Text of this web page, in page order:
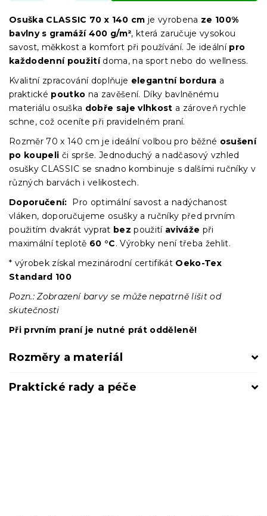
Osuška CLASSIC 70 x 140 cm je vyrobena ze 100%
bavlny s gramáží 400 g/m², která zaručuje vysokou
savost, měkkost a komfort při používání. Je ideální pro
každodenní použitídoma, na sport nebo do wellness.
Kvalitní zpracování doplňuje elegantní bordura a
praktické poutko na zavěšení. Díky bavlněnému
materiálu osuška dobře saje vlhkost a zároveň rychle
schne, což oceníte při pravidelném praní.
Rozměr 70 x 140 cm je ideální volbou pro běžné osušení
po koupeli či sprše. Jednoduchý a nadčasový vzhled
osušky CLASSIC se snadno kombinuje s dalšími ručníky v
různých barvách i velikostech.
Doporučení: Pro optimální savost a nadýchanost
vláken, doporučujeme osušky a ručníky před prvním
použitím dvakrát vyprat bez použití aviváže při
maximální teplotě 60 °C. Výrobky není třeba žehlit.
* výrobek získal mezinárodní certifikát Oeko-Tex
Standard 100
Pozn.: Zobrazení barvy se může nepatrně lišit od
skutečnosti
Při prvním praní je nutné prát odděleně!
Rozměry a materiál
Praktické rady a péče